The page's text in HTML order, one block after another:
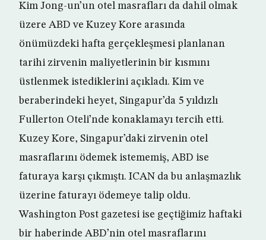
Kim Jong-un’un otel masrafları da dahil olmak
üzere ABD ve Kuzey Kore arasında
önümüzdeki hafta gerçekleşmesi planlanan
tarihi zirvenin maliyetlerinin bir kısmını
üstlenmek istediklerini açıkladı. Kim ve
beraberindeki heyet, Singapur’da 5 yıldızlı
Fullerton Oteli’nde konaklamayı tercih etti.
Kuzey Kore, Singapur’daki zirvenin otel
masraflarını ödemek istememiş, ABD ise
faturaya karşı çıkmıştı. ICAN da bu anlaşmazlık
üzerine faturayı ödemeye talip oldu.
Washington Post gazetesi ise geçtiğimiz haftaki
bir haberinde ABD’nin otel masraflarını